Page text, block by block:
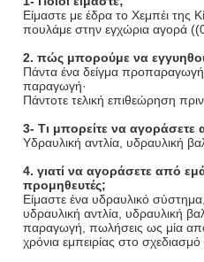
Είμαστε με έδρα το Χεμπέι της
πουλάμε στην εγχώρια αγορά
2. πώς μπορούμε να
Πάντα ένα δείγμα
παραγωγή·
Πάντοτε τελική επιθεώρηση
3- Τι μπορείτε να αγοράσετε
Υδραυλική αντλία, υδραυλική
4. γιατί να αγοράσετε από
προμηθευτές;
Είμαστε ένα υδραυλικό
υδραυλική αντλία, υδραυλική
παραγωγή, πωλήσεις ως μία από
χρόνια εμπειρίας στο